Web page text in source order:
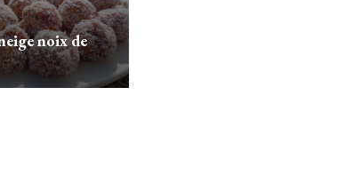
noix de